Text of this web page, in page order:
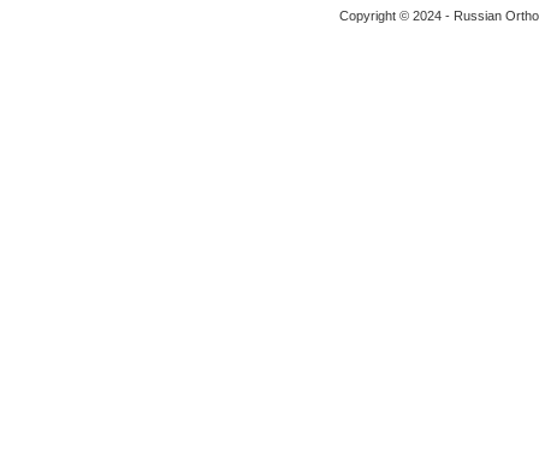
Copyright © 2024 - Russian